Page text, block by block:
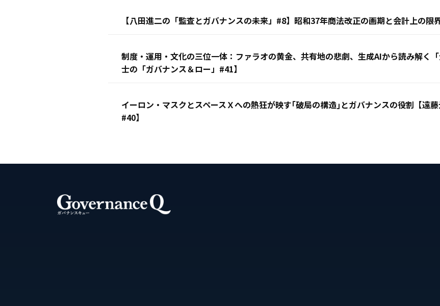
【八田進二の「監査とガバナンスの未来」#8】昭和37年商法改正の画期と会計上の限
制度・運用・文化の三位一体：ファラオの黄金、共有地の悲劇、生成AIから読み解く
士の「ガバナンス＆ロー」#41】
イーロン・マスクとスペースＸへの熱狂が映す｢破局の構造｣とガバナンスの役割【遠
#40】